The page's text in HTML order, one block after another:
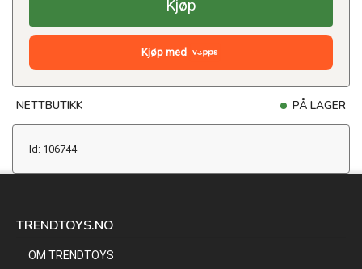
Kjøp
Kjøp med
NETTBUTIKK PÅ LAGER
Id: 106744
TRENDTOYS.NO
OM TRENDTOYS